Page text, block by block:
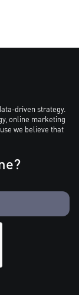
driven strategy.
online marketing
we believe that